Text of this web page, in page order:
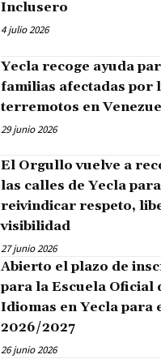
Inclusero
4 julio 2026
Yecla recoge ayuda
familias afectadas por
terremotos en
29 junio 2026
El Orgullo vuelve a
las calles de Yecla para
reivindicar respeto,
visibilidad
27 junio 2026
Abierto el plazo de
para la Escuela Oficial
Idiomas en Yecla para
2026/2027
26 junio 2026